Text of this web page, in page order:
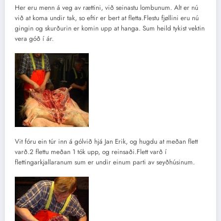
Her eru menn á veg av rættini, við seinastu lombunum. Alt er nú
við at koma undir tak, so eftir er bert at fletta.Flestu fjøllini eru nú
gingin og skurðurin er komin upp at hanga. Sum heild tykist vektin
vera góð í ár.
Vit fóru ein túr inn á gólvið hjá Jan Erik, og hugdu at meðan flett
varð.2 flettu meðan 1 tók upp, og reinsaði.Flett varð í
flettingarkjallaranum sum er undir einum parti av seyðhúsinum.